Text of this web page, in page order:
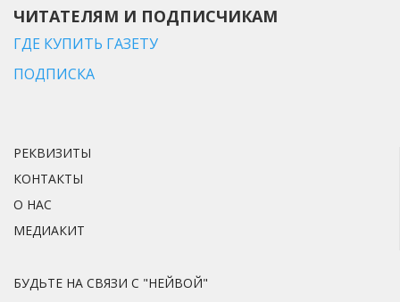
ЧИТАТЕЛЯМ И ПОДПИСЧИКАМ
ГДЕ КУПИТЬ ГАЗЕТУ
ПОДПИСКА
РЕКВИЗИТЫ
КОНТАКТЫ
О НАС
МЕДИАКИТ
БУДЬТЕ НА СВЯЗИ С "НЕЙВОЙ"